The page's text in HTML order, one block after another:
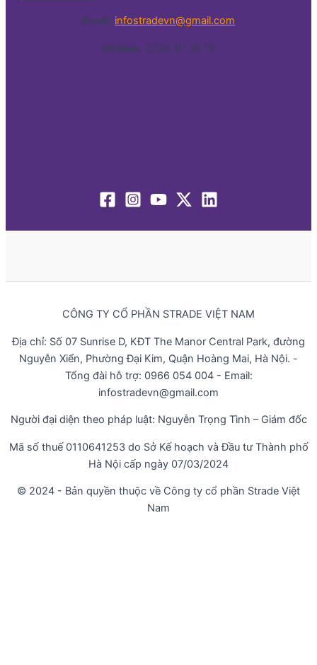
Email: infostradevn@gmail.com
Hotline: 0338 50 39 79
CÔNG TY CỔ PHẦN STRADE VIỆT NAM
Địa chỉ: Số 07 Sunrise D, KĐT The Manor Central Park, đường
Nguyễn Xiển, Phường Đại Kim, Quận Hoàng Mai, Hà Nội. -
Tổng đài hỗ trợ: 0966 054 004 - Email:
infostradevn@gmail.com
Người đại diện theo pháp luật: Nguyễn Trọng Tình – Giám đốc
Mã số thuế 0110641253 do Sở Kế hoạch và Đầu tư Thành phố
Hà Nội cấp ngày 07/03/2024
© 2024 - Bản quyền thuộc về Công ty cổ phần Strade Việt
Nam